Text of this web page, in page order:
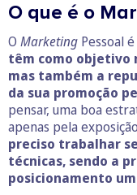
O que é o
O Marketing Pessoal
têm como objetivo
mas também a
da sua promoção
pensar, uma boa
apenas pela
preciso trabalhar
técnicas, sendo a
posicionamento